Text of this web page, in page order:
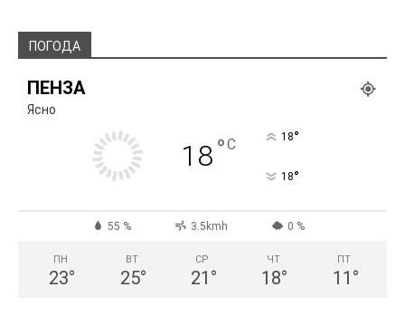
ПОГОДА
ПЕНЗА
Ясно
18°C 18°
18°
55 % 3.5kmh 0 %
ПН
23°
ВТ
25°
СР
21 °
ЧТ
18°
ПТ
11 °